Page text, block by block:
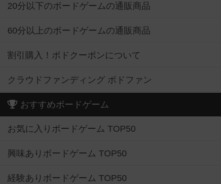
20分以下のボードゲームの通販商品
60分以上のボードゲームの通販商品
割引購入！ボドクーポンについて
クラウドファンディング ボドファン
おすすめボードゲーム
お気に入りボードゲーム TOP50
興味ありボードゲーム TOP50
経験ありボードゲーム TOP50